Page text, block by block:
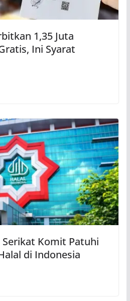
1,35 Juta
Ini Syarat
Serikat Komit Patuhi
di Indonesia